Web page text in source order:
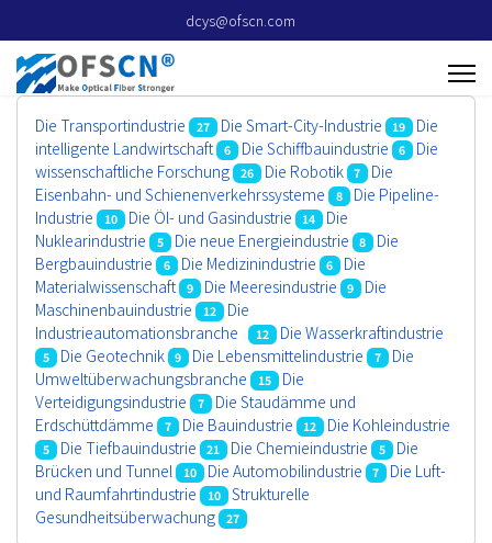
dcys@ofscn.com
Die Transportindustrie 27 Die Smart-City-Industrie 19
Die
intelligente Landwirtschaft
6 Die Schiffbauindustrie 6
Die
wissenschaftliche Forschung
26 Die Robotik 7
Die
Eisenbahn- und Schienenverkehrssysteme
8
Die Pipeline-
Industrie
10 Die Öl- und Gasindustrie 14
Die
Nuklearindustrie
5 Die neue Energieindustrie 8
Die
Bergbauindustrie
6 Die Medizinindustrie 6
Die
Materialwissenschaft 9 Die Meeresindustrie 9
Die
Maschinenbauindustrie
12
Die
Industrieautomationsbranche
12 Die Wasserkraftindustrie
5 Die Geotechnik 9 Die Lebensmittelindustrie 7
Die
Umweltüberwachungsbranche
15
Die
Verteidigungsindustrie
7
Die Staudämme und
Erdschüttdämme
7 Die Bauindustrie 12 Die Kohleindustrie
5 Die Tiefbauindustrie 21 Die Chemieindustrie 5
Die
Brücken und Tunnel
10 Die Automobilindustrie 7
Die Luft-
und Raumfahrtindustrie
10
Strukturelle
Gesundheitsüberwachung
27